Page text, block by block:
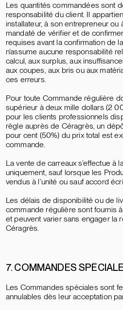
Les quantités commandées sont
responsabilité du client. Il
installateur, à son entrepreneur ou
mandaté de vérifier et de
requises avant la confirmation de
n’assume aucune responsabilité
calcul, aux surplus, aux
aux coupes, aux bris ou aux
ces erreurs.
Pour toute Commande régulière
supérieur à deux mille dollars (2
pour les clients professionnels
règle auprès de Céragrès, un
pour cent (50%) du prix total est
commande.
La vente de carreaux s’effectue à
uniquement, sauf lorsque les
vendus à l’unité ou sauf accord
Les délais de disponibilité ou de
commande régulière sont fournis
et peuvent varier sans engager la
Céragrès.
7. COMMANDES
Les Commandes spéciales sont
annulables dès leur acceptation